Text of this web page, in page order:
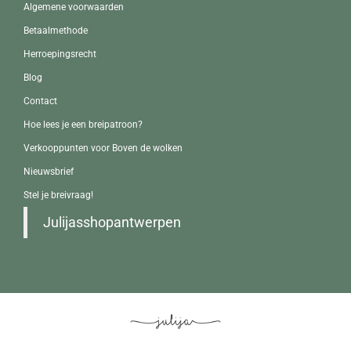
Algemene voorwaarden
Betaalmethode
Herroepingsrecht
Blog
Contact
Hoe lees je een breipatroon?
Verkooppunten voor Boven de wolken
Nieuwsbrief
Stel je breivraag!
Julijasshopantwerpen